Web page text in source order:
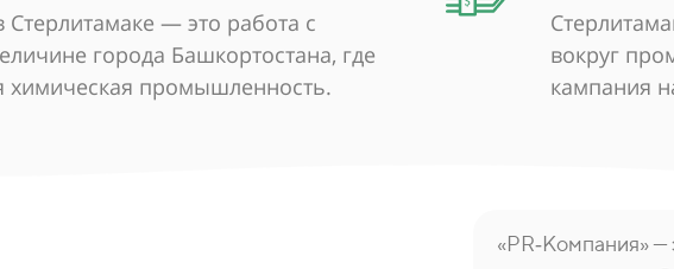
— это работа с
города Башкортостана, где
химическая промышленность.
вокруг
кампания
«PR‑Компания»